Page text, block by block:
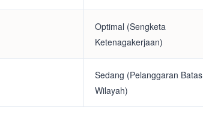
Optimal (Sengketa
Ketenagakerjaan)
Sedang (Pelanggaran Batas
Wilayah)